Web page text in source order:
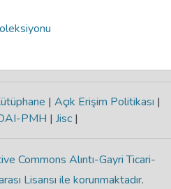
| Açık Erişim Politikası |
PMH | Jisc |
Commons Alıntı-Gayri Ticari-
Lisansı ile korunmaktadır.